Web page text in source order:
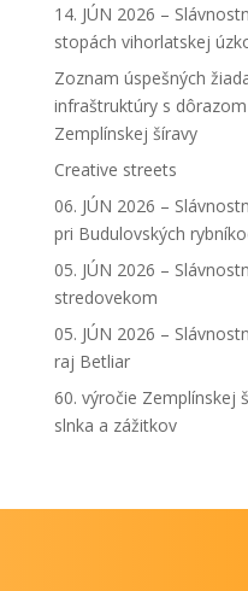
14. JÚN 2026 –
stopách vihorlatskej
Zoznam úspešných
infraštruktúry s
Zemplínskej šíravy
Creative streets
06. JÚN 2026 –
pri Budulovských
05. JÚN 2026 –
stredovekom
05. JÚN 2026 –
raj Betliar
60. výročie Zemplínskej
slnka a zážitkov